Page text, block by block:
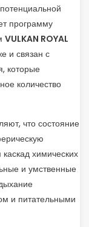
программу
VULKAN ROYAL
и связан с
которые
количество
что состояние
каскад химических
и умственные
и питательными